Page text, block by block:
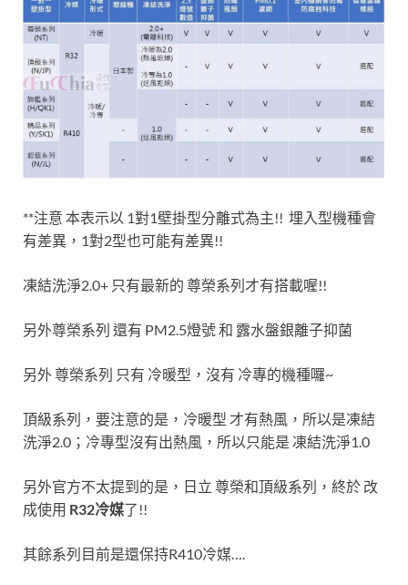
**注意 本表示以 1對1壁掛型分離式為主!! 埋入型機種會
有差異，1對2型也可能有差異!!
凍結洗淨2.0+ 只有最新的 尊榮系列才有搭載喔!!
另外尊榮系列 還有 PM2.5燈號 和 露水盤銀離子抑菌
另外 尊榮系列 只有 冷暖型，沒有 冷專的機種囉~
頂級系列，要注意的是，冷暖型 才有熱風，所以是凍結
洗淨2.0；冷專型沒有出熱風，所以只能是 凍結洗淨1.0
另外官方不太提到的是，日立 尊榮和頂級系列，終於 改
成使用 R32冷媒了!!
其餘系列目前是還保持R410冷媒….